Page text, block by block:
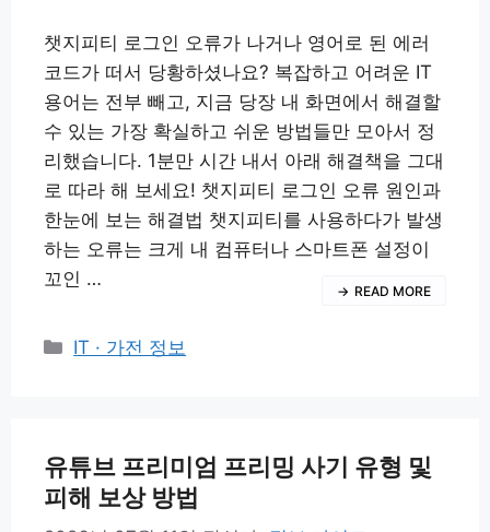
챗지피티 로그인 오류가 나거나 영어로 된 에러
코드가 떠서 당황하셨나요? 복잡하고 어려운 IT
용어는 전부 빼고, 지금 당장 내 화면에서 해결할
수 있는 가장 확실하고 쉬운 방법들만 모아서 정
리했습니다. 1분만 시간 내서 아래 해결책을 그대
로 따라 해 보세요! 챗지피티 로그인 오류 원인과
한눈에 보는 해결법 챗지피티를 사용하다가 발생
하는 오류는 크게 내 컴퓨터나 스마트폰 설정이
꼬인 …
READ MORE
카
IT · 가전 정보
유튜브 프리미엄 프리밍 사기 유형 및
피해 보상 방법